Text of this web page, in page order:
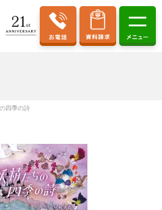
四季の詩